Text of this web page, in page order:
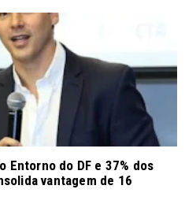
Entorno do DF e 37% dos
vantagem de 16